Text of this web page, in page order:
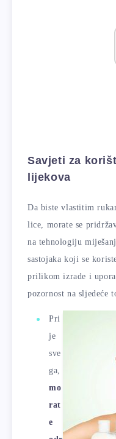
Savjeti za
lijekova
Da biste vlastitim
lice, morate se
na tehnologiju
sastojaka koji se
prilikom izrade i
pozornost na sljedeće
Pri
je
sve
ga,
mo
rat
e